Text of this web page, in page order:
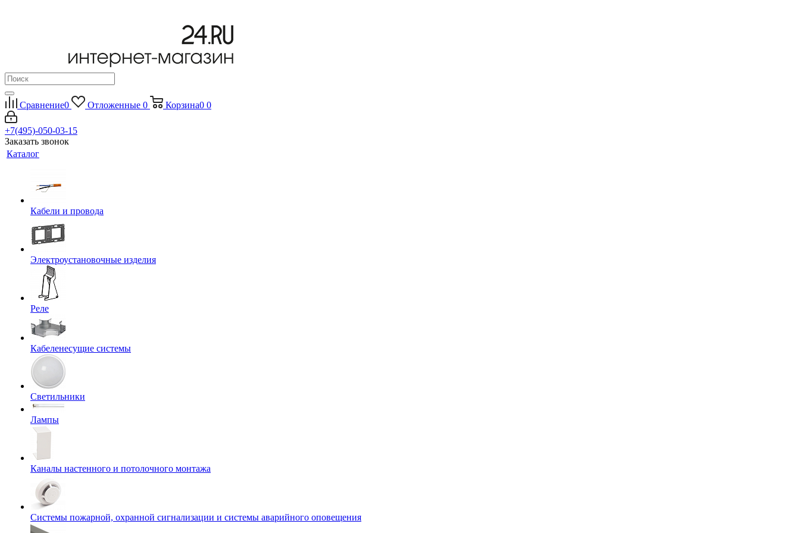
Сравнение0 Отложенные 0 Корзина0 0
+7(495)-050-03-15
Заказать звонок
Каталог
Кабели и провода
Электроустановочные изделия
Реле
Кабеленесущие системы
Светильники
Лампы
Каналы настенного и потолочного монтажа
Системы пожарной, охранной сигнализации и системы аварийного оповещения